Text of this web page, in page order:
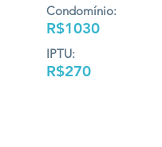
Condomínio:
R$1030
IPTU:
R$270